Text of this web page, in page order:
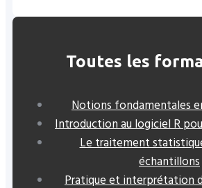
Toutes les
Notions fondamentales
Introduction au logiciel R
Le traitement
échantillons
Pratique et interprétation